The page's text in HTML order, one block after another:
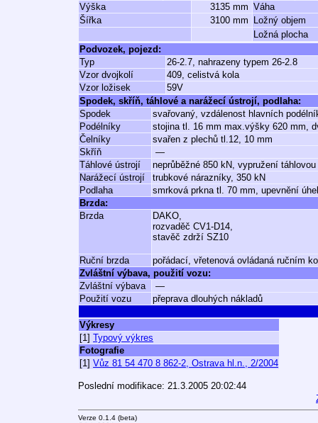
Výška
3135 mm Váha
Šířka
3100 mm
Ložný objem
Ložná plocha
Podvozek, pojezd:
Typ
26-2.7, nahrazeny typem 26-2.8
Vzor dvojkolí
409, celistvá kola
Vzor ložisek
59V
Spodek, skříň, táhlové a narážecí ústrojí, podlaha:
Spodek
svařovaný, vzdálenost hlavních
Podélníky
stojina tl. 16 mm max.výšky 620 mm,
Čelníky
svařen z plechů tl.12, 10 mm
Skříň
—
Táhlové ústrojí
neprůběžné 850 kN, vypružení
Narážecí ústrojí
trubkové nárazníky, 350 kN
Podlaha
smrková prkna tl. 70 mm, upevnění
Brzda:
Brzda
DAKO,
rozvaděč CV1-D14,
stavěč zdrží SZ10
Ruční brzda
pořádací, vřetenová ovládaná ručním
Zvláštní výbava, použití vozu:
Zvláštní výbava
—
Použití vozu
přeprava dlouhých nákladů
Výkresy
[1] Typový výkres
Fotografie
[1] Vůz 81 54 470 8 862-2, Ostrava hl.n., 2/2004
Poslední modifikace: 21.3.2005 20:02:44
Verze 0.1.4 (beta)